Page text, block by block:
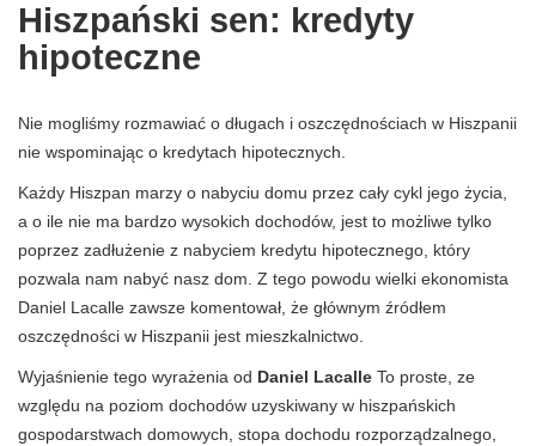
Hiszpański sen: kredyty
hipoteczne
Nie mogliśmy rozmawiać o długach i oszczędnościach w Hiszpanii
nie wspominając o kredytach hipotecznych.
Każdy Hiszpan marzy o nabyciu domu przez cały cykl jego życia,
a o ile nie ma bardzo wysokich dochodów, jest to możliwe tylko
poprzez zadłużenie z nabyciem kredytu hipotecznego, który
pozwala nam nabyć nasz dom. Z tego powodu wielki ekonomista
Daniel Lacalle zawsze komentował, że głównym źródłem
oszczędności w Hiszpanii jest mieszkalnictwo.
Wyjaśnienie tego wyrażenia od Daniel Lacalle To proste, ze
względu na poziom dochodów uzyskiwany w hiszpańskich
gospodarstwach domowych, stopa dochodu rozporządzalnego,